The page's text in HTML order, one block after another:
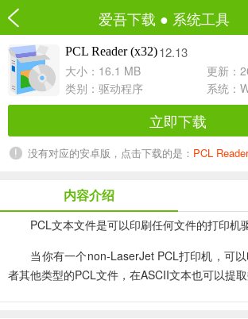
爱吾下载 ● 系统工具
PCL Reader (x32)12.13
大小：16.1 MB
更新：
类别： 驱动程序
立即下载
没有对应的安卓版，点击下载的是： PCL
内容介绍
PCL文本文件是可以印刷任何文件的打印机驱
当你有一个non-LaserJet PCL打印机，可以
者其他类型的PCL文件，在ASCII文本也可以提取